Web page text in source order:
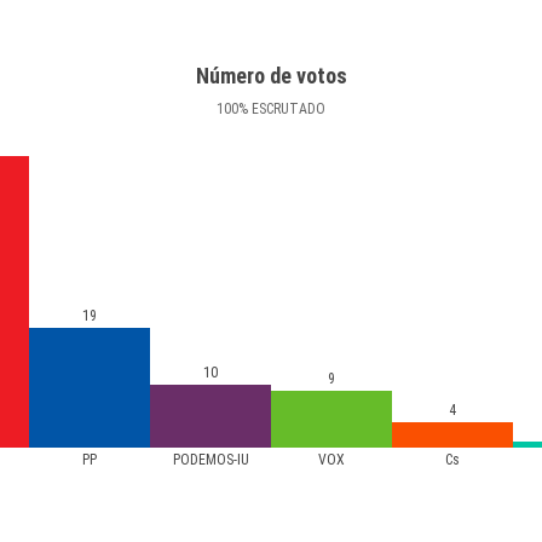
Número de votos
100% ESCRUTADO
PP PODEMOS-IU VOX Cs
19
10
9
4